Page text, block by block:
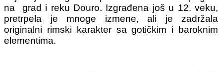
na grad i reku Douro. Izgrađena još u 12. veku,
pretrpela je mnoge izmene, ali je zadržala
originalni rimski karakter sa gotičkim i baroknim
elementima.